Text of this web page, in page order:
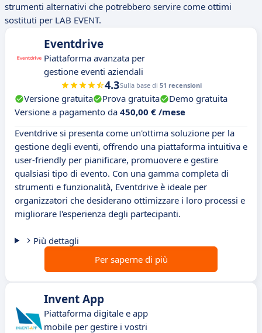
strumenti alternativi che potrebbero servire come ottimi
sostituti per LAB EVENT.
Eventdrive
Piattaforma avanzata per
gestione eventi aziendali
4.3Sulla base di 51 recensioni
Versione gratuita Prova gratuita
Demo gratuita
Versione a pagamento da 450,00 € /mese
Eventdrive si presenta come un'ottima soluzione per la
gestione degli eventi, offrendo una piattaforma intuitiva e
user-friendly per pianificare, promuovere e gestire
qualsiasi tipo di evento. Con una gamma completa di
strumenti e funzionalità, Eventdrive è ideale per
organizzatori che desiderano ottimizzare i loro processi e
migliorare l'esperienza degli partecipanti.
Più dettagli
Per saperne di più
Invent App
Piattaforma digitale e app
mobile per gestire i vostri